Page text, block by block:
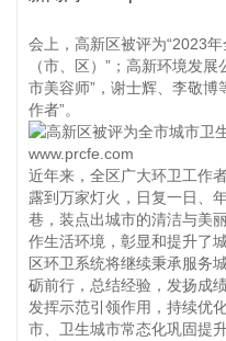
会上，高新区被评为“2023
（市、区）”；高新环境发
市美容师”，谢士辉、李敬博
作者”。
近年来，全区广大环卫工作
露到万家灯火，日复一日、
巷，装点出城市的清洁与美
作生活环境，彰显和提升了
区环卫系统将继续秉承服务
砺前行，总结经验，发扬成
发挥示范引领作用，持续优
市、卫生城市常态化巩固提